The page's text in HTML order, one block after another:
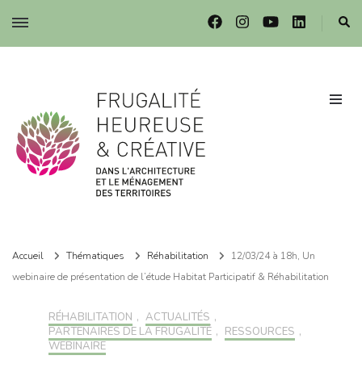
Frugalité dans l'architecture et le ménagement des territoires
Accueil Thématiques Réhabilitation
12/03/24 à 18h, Un
webinaire de présentation de l’étude Habitat Participatif & Réhabilitation
RÉHABILITATION , ACTUALITÉS ,
PARTENAIRES DE LA FRUGALITÉ , RESSOURCES ,
WEBINAIRE